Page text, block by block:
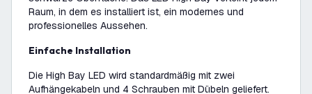
Raum, in dem es installiert ist, ein modernes und
professionelles Aussehen.
Einfache Installation
Die High Bay LED wird standardmäßig mit zwei
Aufhängekabeln und 4 Schrauben mit Dübeln geliefert.